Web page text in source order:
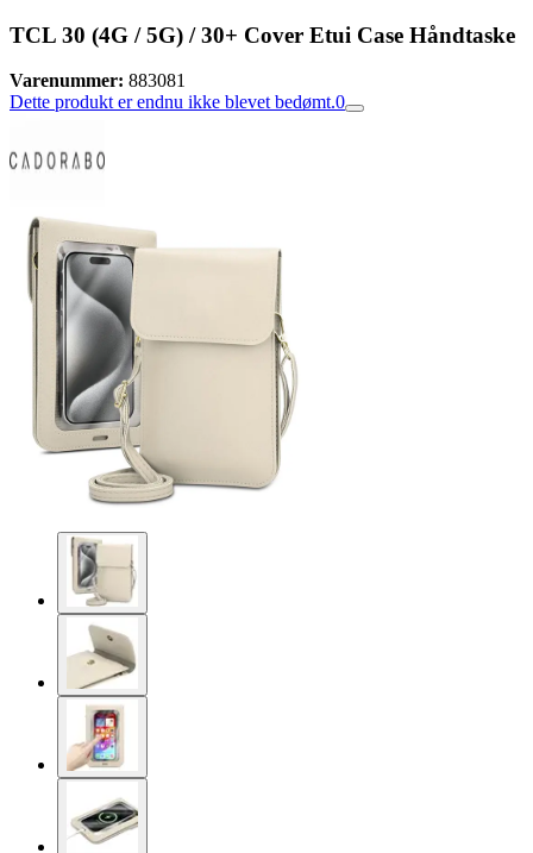
TCL 30 (4G / 5G) / 30+ Cover Etui Case Håndtaske
Varenummer: 883081
Dette produkt er endnu ikke blevet bedømt.0